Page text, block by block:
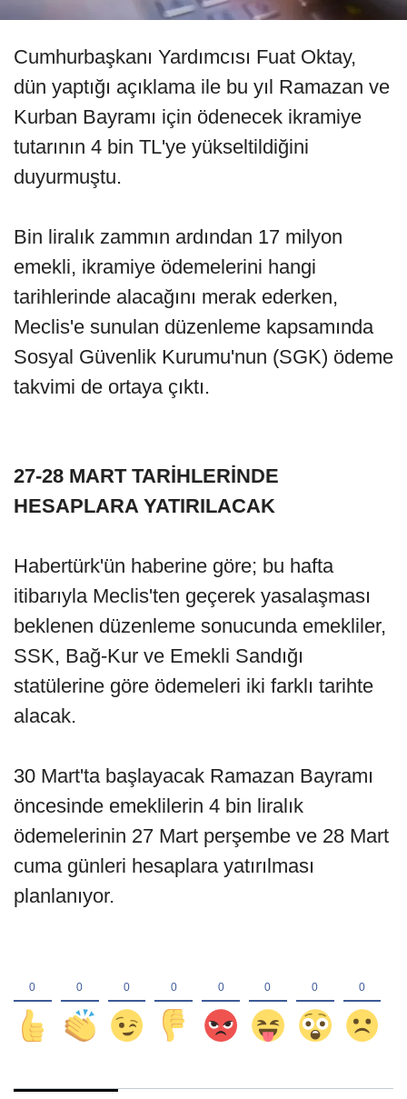
Cumhurbaşkanı Yardımcısı Fuat Oktay,
dün yaptığı açıklama ile bu yıl Ramazan ve
Kurban Bayramı için ödenecek ikramiye
tutarının 4 bin TL'ye yükseltildiğini
duyurmuştu.
Bin liralık zammın ardından 17 milyon
emekli, ikramiye ödemelerini hangi
tarihlerinde alacağını merak ederken,
Meclis'e sunulan düzenleme kapsamında
Sosyal Güvenlik Kurumu'nun (SGK) ödeme
takvimi de ortaya çıktı.
27-28 MART TARİHLERİNDE
HESAPLARA YATIRILACAK
Habertürk'ün haberine göre; bu hafta
itibarıyla Meclis'ten geçerek yasalaşması
beklenen düzenleme sonucunda emekliler,
SSK, Bağ-Kur ve Emekli Sandığı
statülerine göre ödemeleri iki farklı tarihte
30 Mart'ta başlayacak Ramazan Bayramı
öncesinde emeklilerin 4 bin liralık
cuma günleri hesaplara yatırılması